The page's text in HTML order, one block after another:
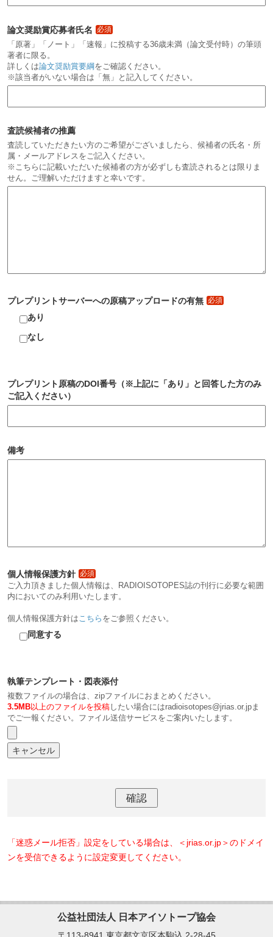
論文奨励賞応募者氏名 必須
「原著」「ノート」「速報」に投稿する36歳未満（論文受付時）の筆頭
著者に限る。
詳しくは論文奨励賞要綱をご確認ください。
※該当者がいない場合は「無」と記入してください。
査読候補者の推薦
査読していただきたい方のご希望がございましたら、候補者の氏名・所
属・メールアドレスをご記入ください。
※こちらに記載いただいた候補者の方が必ずしも査読されるとは限りま
せん。ご理解いただけますと幸いです。
プレプリントサーバーへの原稿アップロードの有無 必須
あり
なし
プレプリント原稿のDOI番号（※上記に「あり」と回答した方のみ
ご記入ください）
備考
個人情報保護方針 必須
ご入力頂きました個人情報は、RADIOISOTOPES誌の刊行に必要な範囲
内においてのみ利用いたします。
個人情報保護方針はこちら をご参照ください。
同意する
執筆テンプレート・図表添付
複数ファイルの場合は、zipファイルにおまとめください。
3.5MB以上のファイルを投稿したい場合にはradioisotopes@jrias.or.jpま
でご一報ください。ファイル送信サービスをご案内いたします。
「迷惑メール拒否」設定をしている場合は、＜jrias.or.jp＞のドメイ
ンを受信できるように設定変更してください。
公益社団法人 日本アイソトープ協会